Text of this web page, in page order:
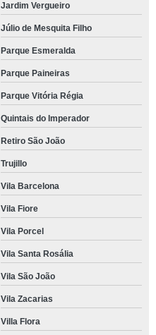
Jardim Vergueiro
Júlio de Mesquita Filho
Parque Esmeralda
Parque Paineiras
Parque Vitória Régia
Quintais do Imperador
Retiro São João
Trujillo
Vila Barcelona
Vila Fiore
Vila Porcel
Vila Santa Rosália
Vila São João
Vila Zacarias
Villa Flora